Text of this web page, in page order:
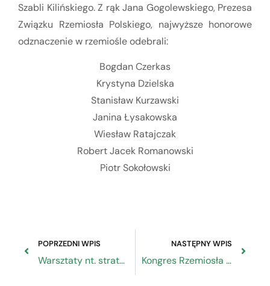
Szabli Kilińskiego. Z rąk Jana Gogolewskiego, Prezesa
Związku Rzemiosła Polskiego, najwyższe honorowe
odznaczenie w rzemiośle odebrali:
Bogdan Czerkas
Krystyna Dzielska
Stanisław Kurzawski
Janina Łysakowska
Wiesław Ratajczak
Robert Jacek Romanowski
Piotr Sokołowski
POPRZEDNI WPIS
Warsztaty nt. strategicznych zamówień publicznych
NASTĘPNY WPIS
Kongres Rzemiosła Polskiego 2019